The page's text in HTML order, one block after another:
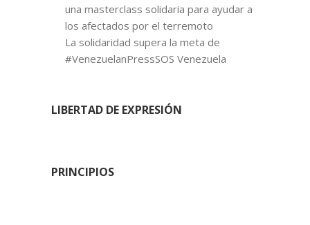
una masterclass solidaria para ayudar a
los afectados por el terremoto
La solidaridad supera la meta de
#VenezuelanPressSOS Venezuela
LIBERTAD DE EXPRESIÓN
PRINCIPIOS